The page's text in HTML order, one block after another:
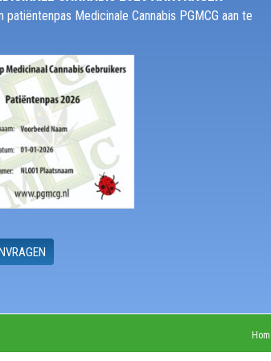
patiëntenpas Medicinale Cannabis PGMCG aan te